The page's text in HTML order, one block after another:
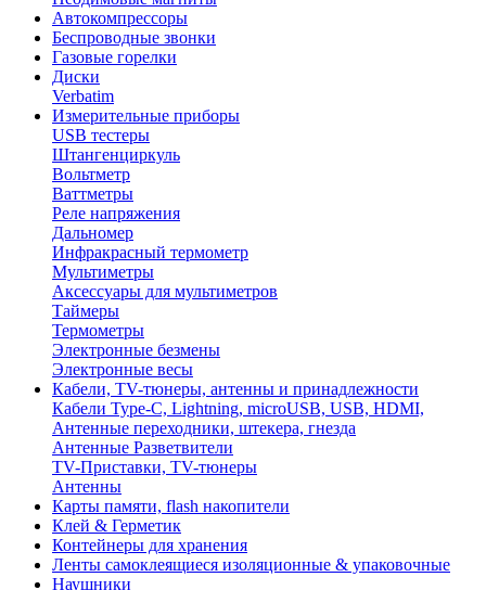
Автокомпрессоры
Беспроводные звонки
Газовые горелки
Диски
Verbatim
Измерительные приборы
USB тестеры
Штангенциркуль
Вольтметр
Ваттметры
Реле напряжения
Дальномер
Инфракрасный термометр
Мультиметры
Аксессуары для мультиметров
Таймеры
Термометры
Электронные безмены
Электронные весы
Кабели, TV-тюнеры, антенны и принадлежности
Кабели Type-C, Lightning, microUSB, USB, HDMI,
Антенные переходники, штекера, гнезда
Антенные Разветвители
TV-Приставки, TV-тюнеры
Антенны
Карты памяти, flash накопители
Клей & Герметик
Контейнеры для хранения
Ленты самоклеящиеся изоляционные & упаковочные
Наушники